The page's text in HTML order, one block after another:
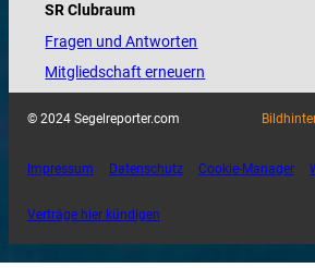
SR Clubraum
Fragen und Antworten
Mitgliedschaft erneuern
© 2024 Segelreporter.com
Impressum Datenschutz Cookie-Manager
Verträge hier kündigen